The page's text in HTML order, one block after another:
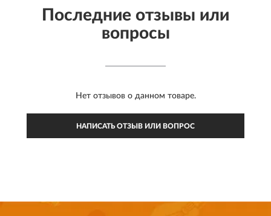
Последние отзывы или
вопросы
Нет отзывов о данном товаре.
НАПИСАТЬ ОТЗЫВ ИЛИ ВОПРОС